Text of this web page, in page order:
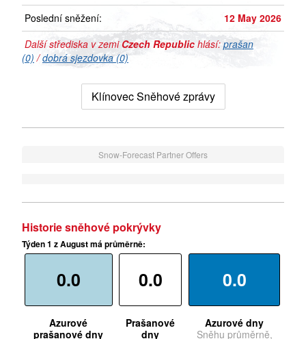
Poslední sněžení:
12 May 2026
Další střediska v zemi Czech Republic hlásí: prašan
(0) /dobrá sjezdovka (0)
Klínovec Sněhové zprávy
Snow-Forecast Partner Offers
Historie sněhové pokrývky
Týden 1 z August má průměrně:
0.0
Azurové
prašanové dny
0.0
Prašanové
dny
0.0
Azurové dny
Sněhu průměrně,